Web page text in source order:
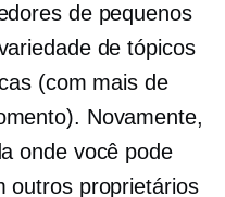
de pequenos
de tópicos
(com mais de
Novamente,
onde você pode
outros proprietários